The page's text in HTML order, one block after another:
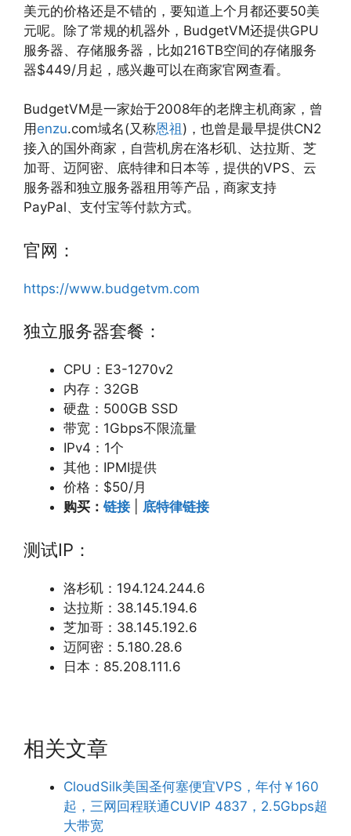
美元的价格还是不错的，要知道上个月都还要50美
元呢。除了常规的机器外，BudgetVM还提供GPU
服务器、存储服务器，比如216TB空间的存储服务
器$449/月起，感兴趣可以在商家官网查看。
BudgetVM是一家始于2008年的老牌主机商家，曾
用 enzu.com域名(又称恩祖 )，也曾是最早提供CN2
接入的国外商家，自营机房在洛杉矶、达拉斯、芝
加哥、迈阿密、底特律和日本等，提供的VPS、云
服务器和独立服务器租用等产品，商家支持
PayPal、支付宝等付款方式。
官网：
https://www.budgetvm.com
独立服务器套餐：
CPU：E3-1270v2
内存：32GB
硬盘：500GB SSD
带宽：1Gbps不限流量
IPv4：1个
其他：IPMI提供
价格：$50/月
购买： 链接 底特律链接
测试IP：
洛杉矶：194.124.244.6
达拉斯：38.145.194.6
芝加哥：38.145.192.6
迈阿密：5.180.28.6
日本：85.208.111.6
相关文章
CloudSilk美国圣何塞便宜VPS，年付￥160
起，三网回程联通CUVIP 4837，2.5Gbps超
大带宽